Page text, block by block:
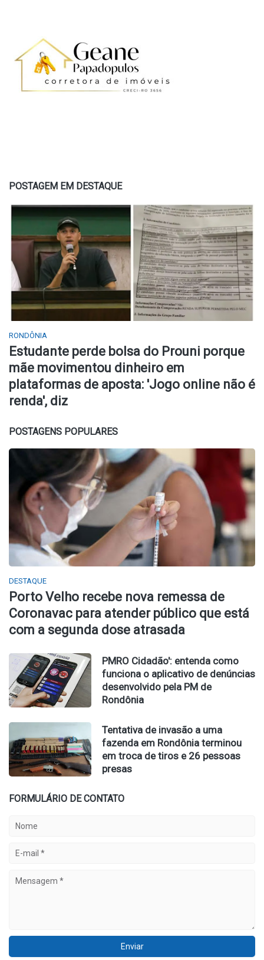
POSTAGEM EM DESTAQUE
RONDÔNIA
Estudante perde bolsa do Prouni porque
mãe movimentou dinheiro em
plataformas de aposta: 'Jogo online não é
renda', diz
POSTAGENS POPULARES
DESTAQUE
Porto Velho recebe nova remessa de
Coronavac para atender público que está
com a segunda dose atrasada
PMRO Cidadão': entenda como
funciona o aplicativo de denúncias
desenvolvido pela PM de
Rondônia
Tentativa de invasão a uma
fazenda em Rondônia terminou
em troca de tiros e 26 pessoas
presas
FORMULÁRIO DE CONTATO